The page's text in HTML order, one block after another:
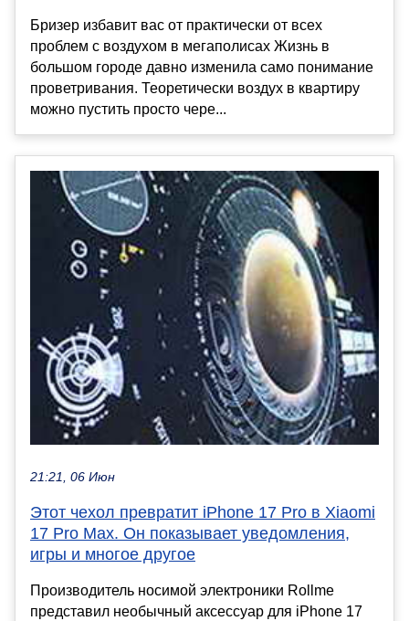
Бризер избавит вас от практически от всех
проблем с воздухом в мегаполисах Жизнь в
большом городе давно изменила само понимание
проветривания. Теоретически воздух в квартиру
можно пустить просто чере...
21:21, 06 Июн
Этот чехол превратит iPhone 17 Pro в Xiaomi
17 Pro Max. Он показывает уведомления,
игры и многое другое
Производитель носимой электроники Rollme
представил необычный аксессуар для iPhone 17